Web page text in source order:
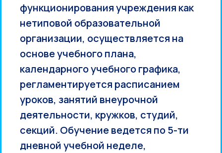
функционирования учреждения как
нетиповой образовательной
организации, осуществляется на
основе учебного плана,
календарного учебного графика,
регламентируется расписанием
уроков, занятий внеурочной
деятельности, кружков, студий,
секций. Обучение ведется по 5-ти
дневной учебной неделе,